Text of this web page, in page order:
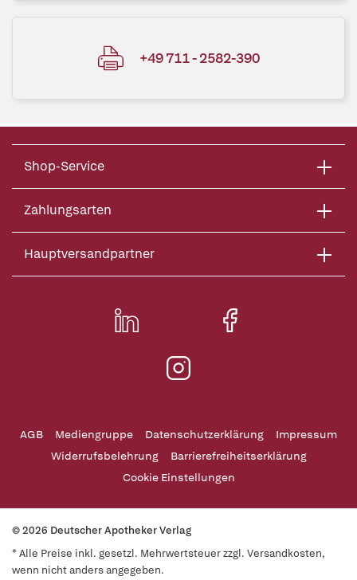
+49 711 - 2582-390
Shop-Service
Zahlungsarten
Hauptversandpartner
AGB Mediengruppe Datenschutzerklärung
Impressum
Widerrufsbelehrung
Barrierefreiheitserklärung
Cookie Einstellungen
© 2026 Deutscher Apotheker Verlag
* Alle Preise inkl. gesetzl. Mehrwertsteuer zzgl. Versandkosten,
wenn nicht anders angegeben.